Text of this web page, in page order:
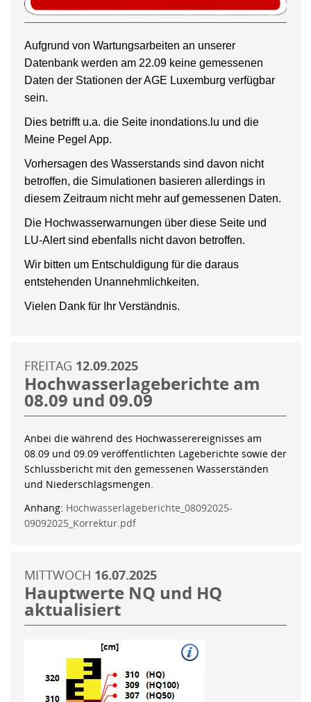
Aufgrund von Wartungsarbeiten an unserer
Datenbank werden am 22.09 keine gemessenen
Daten der Stationen der AGE Luxemburg verfügbar
sein.
Dies betrifft u.a. die Seite inondations.lu und die
Meine Pegel App.
Vorhersagen des Wasserstands sind davon nicht
betroffen, die Simulationen basieren allerdings in
diesem Zeitraum nicht mehr auf gemessenen Daten.
Die Hochwasserwarnungen über diese Seite und
LU-Alert sind ebenfalls nicht davon betroffen.
Wir bitten um Entschuldigung für die daraus
entstehenden Unannehmlichkeiten.
Vielen Dank für Ihr Verständnis.
FREITAG 12.09.2025
Hochwasserlageberichte am
08.09 und 09.09
Anbei die während des Hochwasserereignisses am
08.09 und 09.09 veröffentlichten Lageberichte sowie der
Schlussbericht mit den gemessenen Wasserständen
und Niederschlagsmengen.
Anhang: Hochwasserlageberichte_08092025-
09092025_Korrektur.pdf
MITTWOCH 16.07.2025
Hauptwerte NQ und HQ
aktualisiert